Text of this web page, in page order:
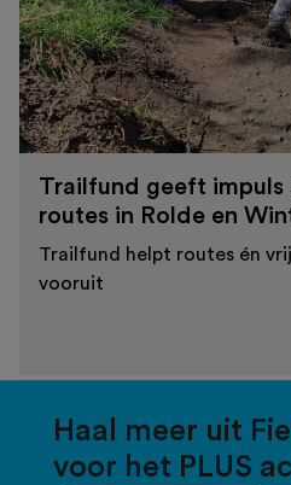
Trailfund geeft impuls
routes in Rolde en
Trailfund helpt routes én
vooruit
Haal meer uit
voor het PLUS